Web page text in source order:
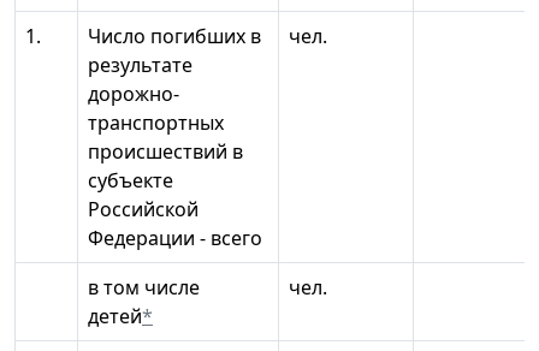
1.
Число погибших в
результате
дорожно-
транспортных
происшествий в
субъекте
Российской
Федерации - всего
чел.
в том числе
детей*
чел.